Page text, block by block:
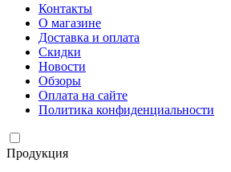
Контакты
О магазине
Доставка и оплата
Скидки
Новости
Обзоры
Оплата на сайте
Политика конфиденциальности
Продукция